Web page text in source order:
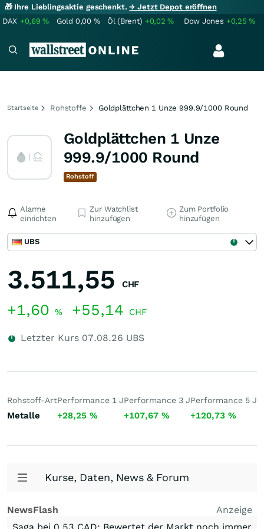
🎁 Ihre Lieblingsaktie geschenkt.→ Jetzt Depot eröffnen
DAX +0,69% Gold 0,00 % Öl (Brent) +0,02% Dow Jones +0,25%
Startseite Rohstoffe Goldplättchen 1 Unze 999.9/1000 Round
Goldplättchen 1 Unze
999.9/1000 Round
Rohstoff
Alarme
einrichten
Zur Watchlist
hinzufügen
Zum Portfolio
hinzufügen
UBS
3.511,55 CHF
+1,60 % +55,14 CHF
Letzter Kurs 07.08.26 UBS
Rohstoff-Art
Metalle
Performance 1 J
+28,25 %
Performance 3 J
+107,67 %
Performance 5 J
+120,73 %
Kurse, Daten, News & Forum
NewsFlash
Anzeige